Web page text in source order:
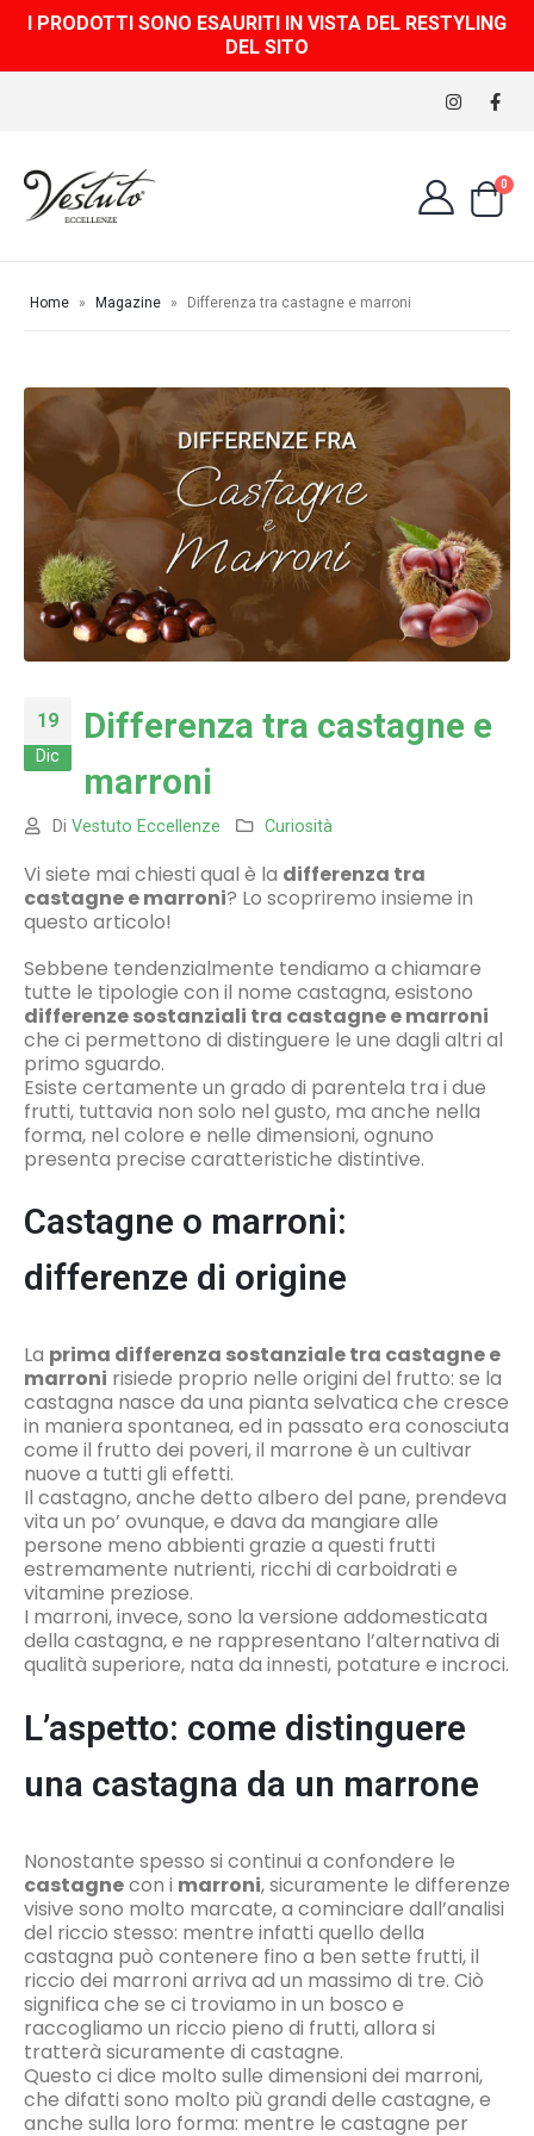
I PRODOTTI SONO ESAURITI IN VISTA DEL RESTYLING
DEL SITO
0
Home » Magazine » Differenza tra castagne e marroni
19
Dic
Differenza tra castagne e
marroni
Di Vestuto Eccellenze Curiosità
Vi siete mai chiesti qual è la differenza tra
castagne e marroni? Lo scopriremo insieme in
questo articolo!
Sebbene tendenzialmente tendiamo a chiamare
tutte le tipologie con il nome castagna, esistono
differenze sostanziali tra castagne e marroni
che ci permettono di distinguere le une dagli altri al
primo sguardo.
Esiste certamente un grado di parentela tra i due
frutti, tuttavia non solo nel gusto, ma anche nella
forma, nel colore e nelle dimensioni, ognuno
presenta precise caratteristiche distintive.
Castagne o marroni:
differenze di origine
La prima differenza sostanziale tra castagne e
marroni risiede proprio nelle origini del frutto: se la
castagna nasce da una pianta selvatica che cresce
in maniera spontanea, ed in passato era conosciuta
come il frutto dei poveri, il marrone è un cultivar
nuove a tutti gli effetti.
Il castagno, anche detto albero del pane, prendeva
vita un po’ ovunque, e dava da mangiare alle
persone meno abbienti grazie a questi frutti
estremamente nutrienti, ricchi di carboidrati e
vitamine preziose.
I marroni, invece, sono la versione addomesticata
della castagna, e ne rappresentano l’alternativa di
qualità superiore, nata da innesti, potature e incroci.
L’aspetto: come distinguere
una castagna da un marrone
Nonostante spesso si continui a confondere le
castagnecon i marroni, sicuramente le differenze
visive sono molto marcate, a cominciare dall’analisi
del riccio stesso: mentre infatti quello della
castagna può contenere fino a ben sette frutti, il
riccio dei marroni arriva ad un massimo di tre. Ciò
significa che se ci troviamo in un bosco e
raccogliamo un riccio pieno di frutti, allora si
tratterà sicuramente di castagne.
Questo ci dice molto sulle dimensioni dei marroni,
che difatti sono molto più grandi delle castagne, e
anche sulla loro forma: mentre le castagne per